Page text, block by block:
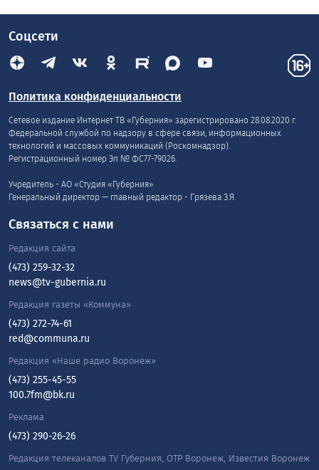
Соцсети
Политика конфиденциальности
Сетевое издание Интернет ТВ «Губерния» зарегистрировано 28.08.2020 г.
Федеральной службой по надзору в сфере связи, информационных
технологий и массовых коммуникаций (Роскомнадзор).
Регистрационный номер Эл № ФС77-79026.
Учредитель - АО «Студия «Губерния»
Генеральный директор — главный редактор - Грязева З.Я.
Связаться с нами
Редакция сайта
(473) 259-32-32
news@tv-gubernia.ru
Редакция газеты «Коммуна»
(473) 272-74-61
red@communa.ru
Редакция «Наше радио Воронеж»
(473) 255-45-55
100.7fm@bk.ru
Реклама
(473) 290-26-26
Редакция телеканалов TV Губерния, ОТР Воронеж, Известия Воронеж